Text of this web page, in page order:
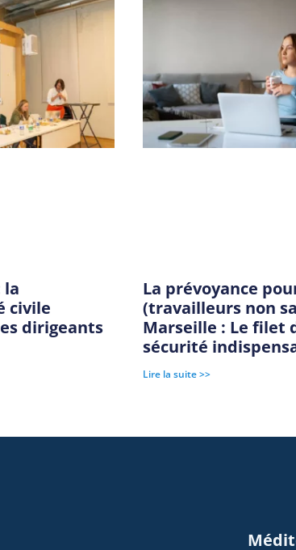
la
civile
dirigeants
La prévoyance
(travailleurs non
Marseille : Le filet
sécurité
Lire la suite >>